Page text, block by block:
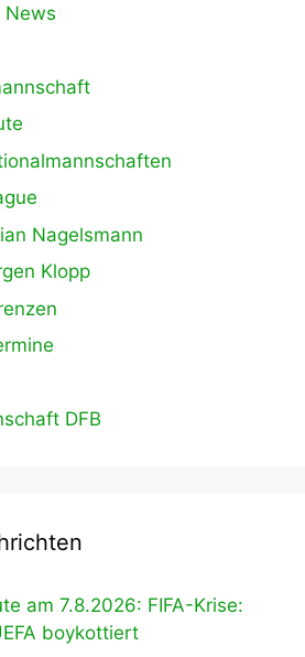
News
Nagelsmann
Klopp
DFB
am 7.8.2026: FIFA-Krise:
boykottiert